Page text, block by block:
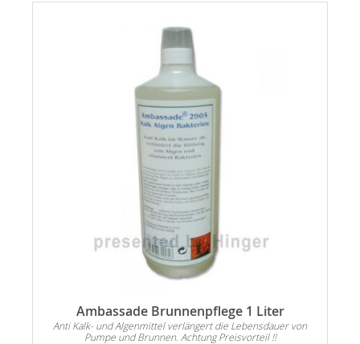
Ambassade Brunnenpflege 1 Liter
Anti Kalk- und Algenmittel verlängert die Lebensdauer von
Pumpe und Brunnen. Achtung Preisvorteil !!